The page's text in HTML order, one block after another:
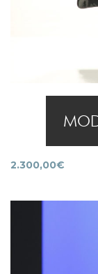
2.300,00€